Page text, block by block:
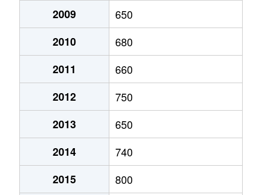
定山渓温泉西
330万円
定山渓温泉西
540万円
澄川１条
1,400万円
澄川２条
800万円
澄川２条
1,900万円
澄川２条
1,200万円
澄川２条
790万円
2009
650
2010
680
2011
660
2012
750
2013
650
2014
740
2015
800